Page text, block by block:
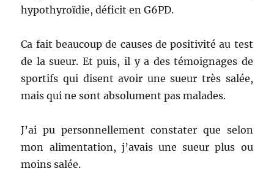
hypothyroïdie, déficit en G6PD.
Ca fait beaucoup de causes de positivité au test
de la sueur. Et puis, il y a des témoignages de
sportifs qui disent avoir une sueur très salée,
mais qui ne sont absolument pas malades.
J’ai pu personnellement constater que selon
mon alimentation, j’avais une sueur plus ou
moins salée.